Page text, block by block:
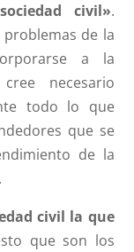
civil».
de la
a la
necesario
todo lo que
que se
de la
.
civil la que
que son los